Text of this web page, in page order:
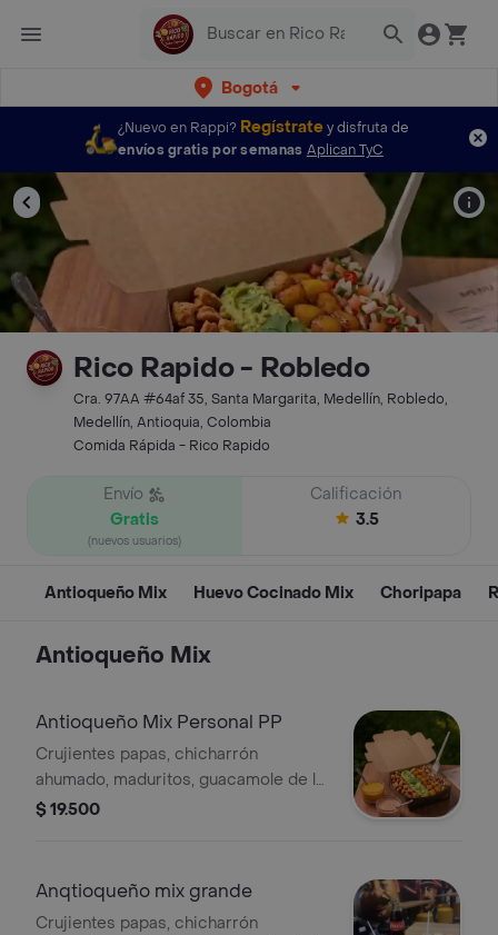
Bogotá
¿Nuevo en Rappi? Regístratey disfruta de
envíos gratis por semanas Aplican TyC
Rico Rapido - Robledo
Cra. 97AA #64af 35, Santa Margarita, Medellín, Robledo,
Medellín, Antioquia, Colombia
Comida Rápida - Rico Rapido
Envío
Gratis
(nuevos usuarios)
Calificación
3.5
Antioqueño Mix Huevo Cocinado Mix Choripapa
Antioqueño Mix
Antioqueño Mix Personal PP
Crujientes papas, chicharrón
ahumado, maduritos, guacamole de la
casa, pico de gallo y salsa al gusto.
$ 19.500
Anqtioqueño mix grande
Crujientes papas, chicharrón